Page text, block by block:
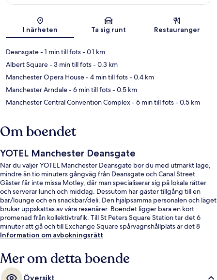
I närheten Ta sig runt Restauranger
Deansgate- 1 min till fots- 0.1 km
Albert Square- 3 min till fots- 0.3 km
Manchester Opera House- 4 min till fots- 0.4 km
Manchester Arndale- 6 min till fots- 0.5 km
Manchester Central Convention Complex- 6 min till fots- 0.5 km
Om boendet
YOTEL Manchester Deansgate
När du väljer YOTEL Manchester Deansgate bor du med utmärkt läge,
mindre än tio minuters gångväg från Deansgate och Canal Street.
Gäster får inte missa Motley, där man specialiserar sig på lokala rätter
och serverar lunch och middag. Dessutom har gäster tillgång till en
bar/lounge och en snackbar/deli. Den hjälpsamma personalen och läget
brukar uppskattas av våra resenärer. Boendet ligger bara en kort
promenad från kollektivtrafik. Till St Peters Square Station tar det 6
minuter att gå och till Exchange Square spårvagnshållplats är det 8
minuter.
Information om avbokningsrätt
Mer om detta boende
Översikt